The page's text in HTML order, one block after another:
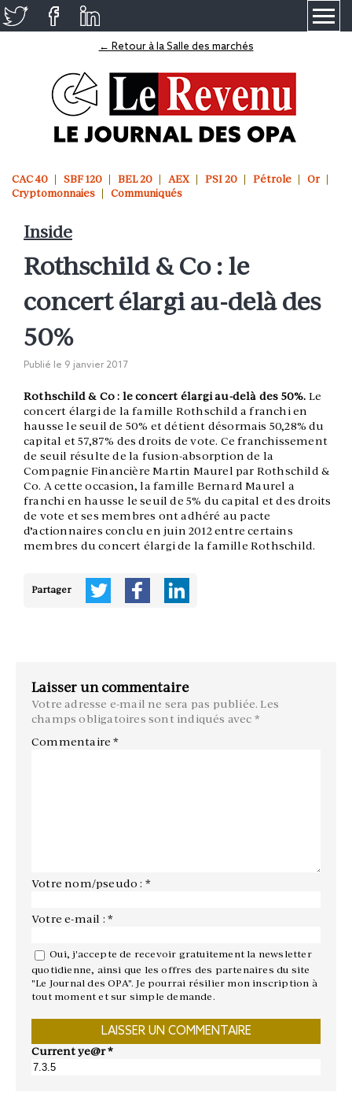
← Retour à la Salle des marchés
CAC 40 SBF 120 BEL 20 AEX PSI 20 Pétrole
Or
Cryptomonnaies
Communiqués
Inside
Rothschild & Co : le
concert élargi au-delà des
50%
Publié le 9 janvier 2017
Rothschild & Co : le concert élargi au-delà des 50%. Le
concert élargi de la famille Rothschild a franchi en
hausse le seuil de 50% et détient désormais 50,28% du
capital et 57,87% des droits de vote. Ce franchissement
de seuil résulte de la fusion-absorption de la
Compagnie Financière Martin Maurel par Rothschild &
Co. A cette occasion, la famille Bernard Maurel a
franchi en hausse le seuil de 5% du capital et des droits
de vote et ses membres ont adhéré au pacte
d’actionnaires conclu en juin 2012 entre certains
membres du concert élargi de la famille Rothschild.
Partager
Laisser un commentaire
Votre adresse e-mail ne sera pas publiée. Les
champs obligatoires sont indiqués avec *
Commentaire*
Votre nom/pseudo : *
Votre e-mail : *
Oui, j'accepte de recevoir gratuitement la newsletter
quotidienne, ainsi que les offres des partenaires du site
"Le Journal des OPA". Je pourrai résilier mon inscription à
tout moment et sur simple demande.
Current ye@r*